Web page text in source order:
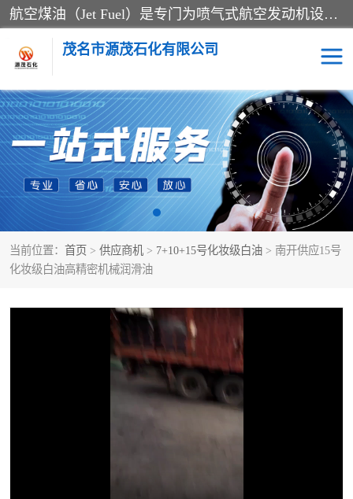
航空煤油（Jet Fuel）是专门为喷气式航空发动机设计的高纯度燃料，主要分为Jet A、Jet A-1和Jet B等类型。其特点是闪点高、低温流动性好，并添加了抗静电剂和抗氧化剂以确保飞行安全。航空煤油需
茂名市源茂石化有限公司
当前位置： 首页 > 供应商机 > 7+10+15号化妆级白油 > 南开供应15号
化妆级白油高精密机械润滑油
RP3航空煤油 D20+D30溶剂油
D40+D60溶剂油 D80+D100溶剂油
6号+120号溶剂油 260号溶剂油
异构烷烃 天然乳胶
26+32号化妆级白油 46+68号化妆级白油